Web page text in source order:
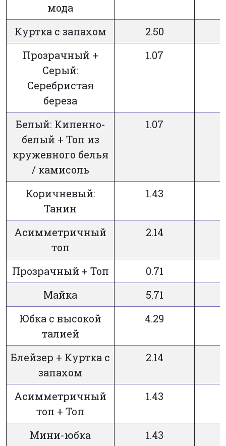
мода
Куртка с запахом 2.50
Прозрачный +
Серый:
Серебристая
береза
1.07
Белый: Кипенно-
белый + Топ из
кружевного белья
/ камисоль
1.07
Коричневый:
Танин
1.43
Асимметричный
топ
2.14
Прозрачный + Топ 0.71
Майка
5.71
Юбка с высокой
талией
4.29
Блейзер + Куртка с
запахом
2.14
Асимметричный
топ + Топ
1.43
Мини-юбка 1.43